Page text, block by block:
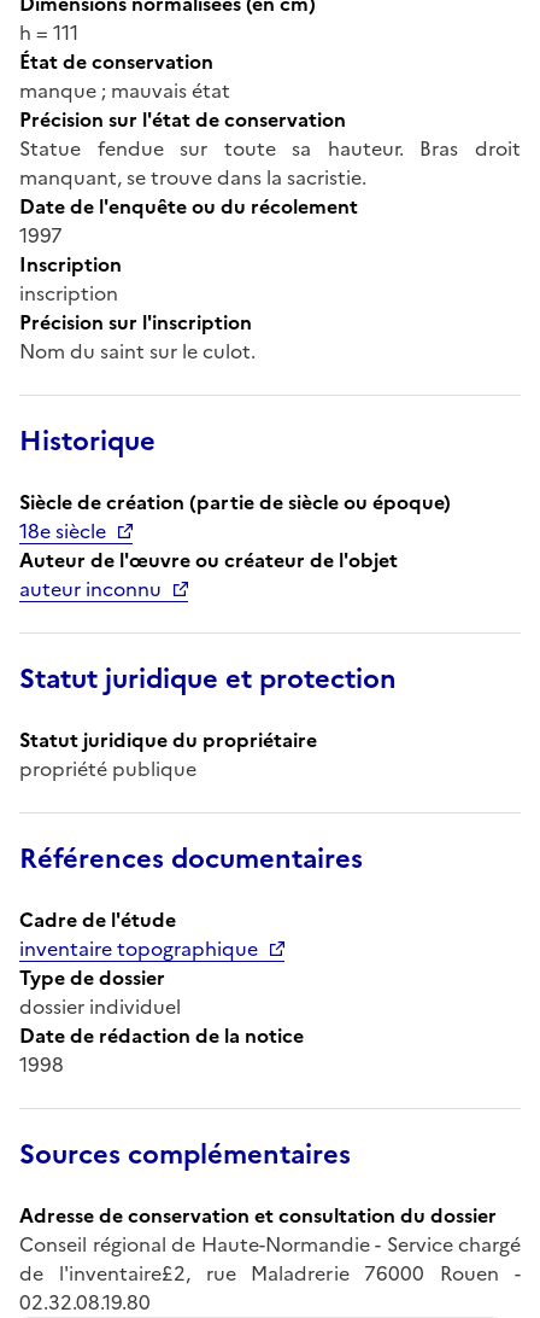
h = 111
État de conservation
manque ; mauvais état
Précision sur l'état de conservation
Statue fendue sur toute sa hauteur. Bras droit
manquant, se trouve dans la sacristie.
Date de l'enquête ou du récolement
1997
Inscription
inscription
Précision sur l'inscription
Nom du saint sur le culot.
Historique
Siècle de création (partie de siècle ou époque)
18e siècle
Auteur de l'œuvre ou créateur de l'objet
auteur inconnu
Statut juridique et protection
Statut juridique du propriétaire
propriété publique
Références documentaires
Cadre de l'étude
inventaire topographique
Type de dossier
dossier individuel
Date de rédaction de la notice
1998
Sources complémentaires
Adresse de conservation et consultation du dossier
Conseil régional de Haute-Normandie - Service chargé
de l'inventaire£2, rue Maladrerie 76000 Rouen -
02.32.08.19.80